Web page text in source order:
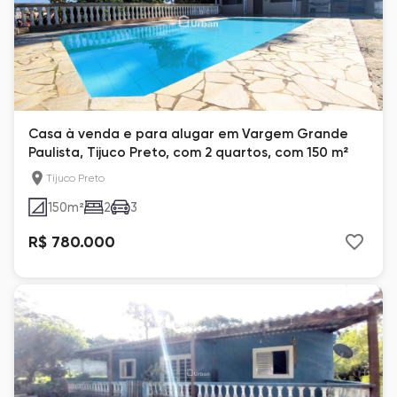
Casa à venda e para alugar em Vargem Grande
Paulista, Tijuco Preto, com 2 quartos, com 150 m²
Tijuco Preto
150m² 2 3
R$ 780.000